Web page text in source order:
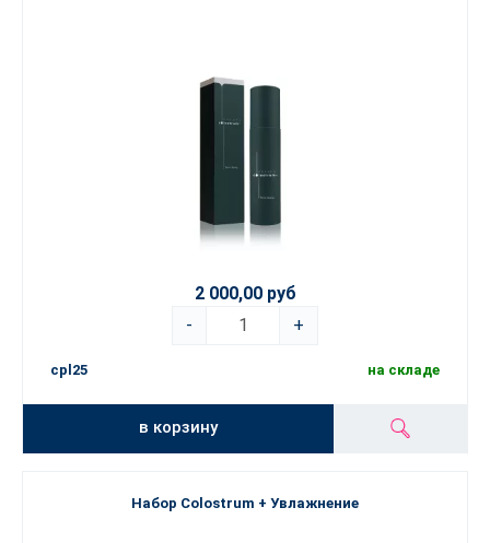
2 000,00 руб
-
+
cpl25 на складе
в корзину
Набор Colostrum + Увлажнение